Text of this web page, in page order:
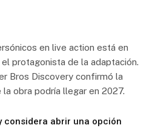
en live action está en
el protagonista de la adaptación.
Bros Discovery confirmó la
obra podría llegar en 2027.
considera abrir una opción